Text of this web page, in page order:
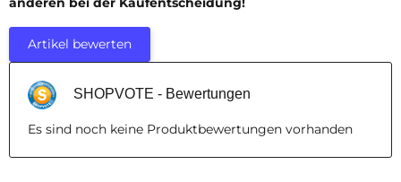
Artikel bewerten
SHOPVOTE - Bewertungen
Es sind noch keine Produktbewertungen vorhanden